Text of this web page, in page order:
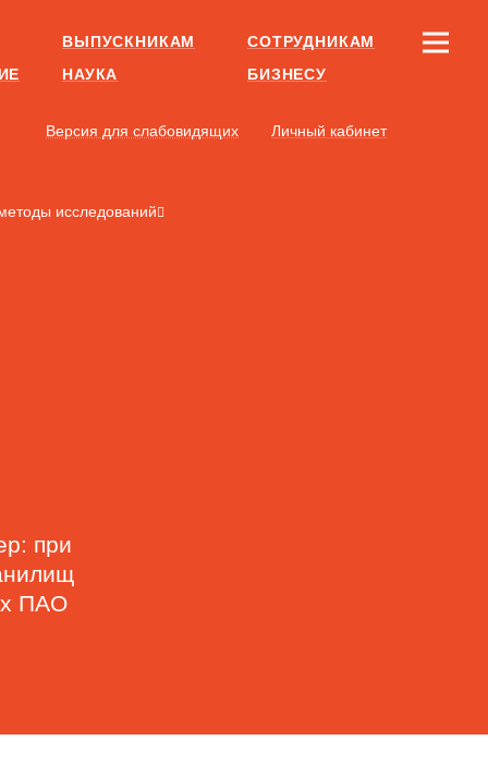
ВЫПУСКНИКАМ
СОТРУДНИКАМ
НАУКА БИЗНЕСУ
Версия для слабовидящих Личный кабинет
исследований
при
ПАО